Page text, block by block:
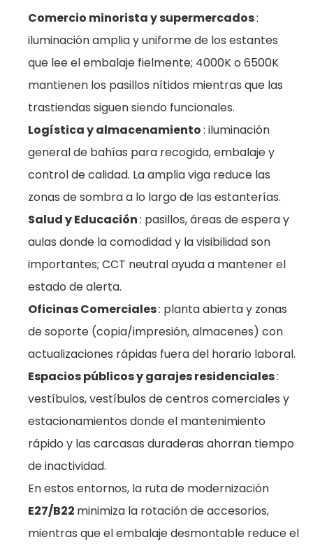
Comercio minorista y supermercados:
iluminación amplia y uniforme de los estantes
que lee el embalaje fielmente; 4000K o 6500K
mantienen los pasillos nítidos mientras que las
trastiendas siguen siendo funcionales.
Logística y almacenamiento: iluminación
general de bahías para recogida, embalaje y
control de calidad. La amplia viga reduce las
zonas de sombra a lo largo de las estanterías.
Salud y Educación: pasillos, áreas de espera y
aulas donde la comodidad y la visibilidad son
importantes; CCT neutral ayuda a mantener el
estado de alerta.
Oficinas Comerciales: planta abierta y zonas
de soporte (copia/impresión, almacenes) con
actualizaciones rápidas fuera del horario laboral.
Espacios públicos y garajes residenciales:
vestíbulos, vestíbulos de centros comerciales y
estacionamientos donde el mantenimiento
rápido y las carcasas duraderas ahorran tiempo
de inactividad.
En estos entornos, la ruta de modernización
E27/B22 minimiza la rotación de accesorios,
mientras que el embalaje desmontable reduce el